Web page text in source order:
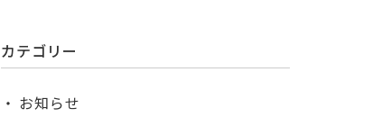
カテゴリー
お知らせ